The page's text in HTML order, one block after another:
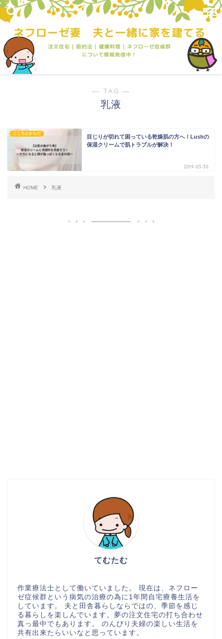
― TAG ―
乳液
こころとからだ
目じりが切れて困っている乾燥肌の方へ！Lushの
保湿クリームで肌トラブルが解決！
2019-03-30
HOME 乳液
てむたむ
作業療法士として働いていました。 現在は、ネフロー
ゼ症候群という病気の治療の為に1年間自宅療養生活を
しています。 夫と田舎暮らしならではの、季節を感じ
る暮らしを楽しんでいます。夢の注文住宅の打ち合わせ
真っ最中でもあります。 のんびり夫婦の楽しい生活を
共有出来たらいいなと思っています。